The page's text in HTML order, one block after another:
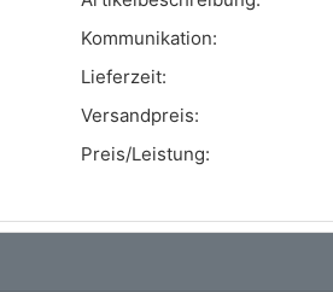
Kommunikation:
Lieferzeit:
Versandpreis:
Preis/Leistung: